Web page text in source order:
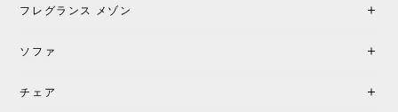
フレグランス メゾン
ソファ
チェア